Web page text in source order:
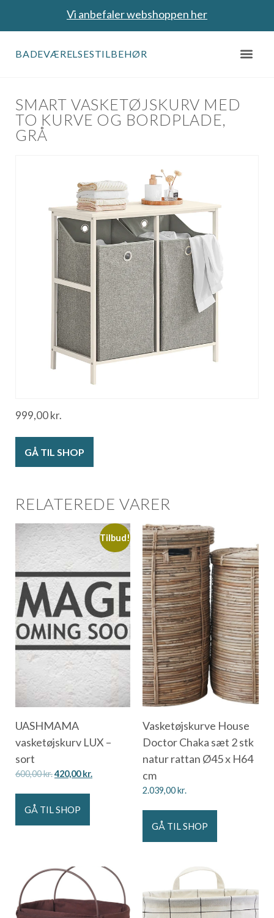
Vi anbefaler webshoppen her
BADEVÆRELSESTILBEHØR
SMART VASKETØJSKURV MED
TO KURVE OG BORDPLADE,
GRÅ
999,00kr.
GÅ TIL SHOP
RELATEREDE VARER
Tilbud!
UASHMAMA
vasketøjskurv LUX –
sort
600,00kr.420,00kr.
GÅ TIL SHOP
Vasketøjskurve House
Doctor Chaka sæt 2 stk
natur rattan Ø45 x H64
cm
2.039,00kr.
GÅ TIL SHOP